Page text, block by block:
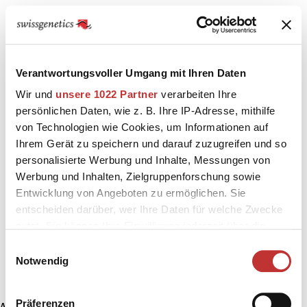
Verantwortungsvoller Umgang mit Ihren Daten
Wir und unsere 1022 Partner verarbeiten Ihre
persönlichen Daten, wie z. B. Ihre IP-Adresse, mithilfe
von Technologien wie Cookies, um Informationen auf
Ihrem Gerät zu speichern und darauf zuzugreifen und so
personalisierte Werbung und Inhalte, Messungen von
Werbung und Inhalten, Zielgruppenforschung sowie
Entwicklung von Angeboten zu ermöglichen. Sie
entscheiden darüber, wer Ihre Daten für welche Zwecke
Trigger Symbol ändern oder widerrufen
Notwendig
Präferenzen